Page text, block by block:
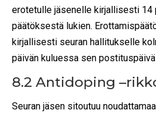
erotetulle jäsenelle kirjallisesti 14
päätöksestä lukien.
kirjallisesti seuran hallitukselle
päivän kuluessa sen
8.2 Antidoping
Seuran jäsen sitoutuu